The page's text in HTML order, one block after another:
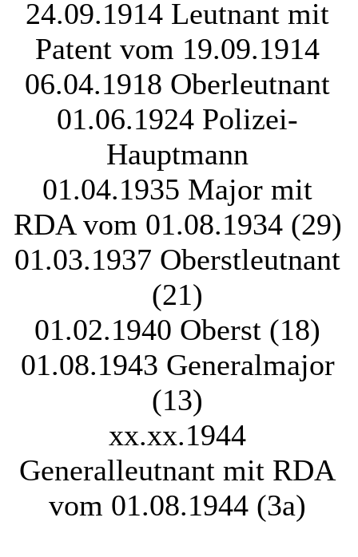
24.09.1914 Leutnant mit
Patent vom 19.09.1914
06.04.1918 Oberleutnant
01.06.1924 Polizei-
Hauptmann
01.04.1935 Major mit
RDA vom 01.08.1934 (29)
01.03.1937 Oberstleutnant
(21)
01.02.1940 Oberst (18)
01.08.1943 Generalmajor
(13)
xx.xx.1944
Generalleutnant mit RDA
vom 01.08.1944 (3a)